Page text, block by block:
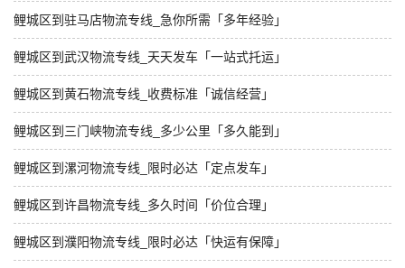
鲤城区到驻马店物流专线_急你所需「多年经验」
鲤城区到武汉物流专线_天天发车「一站式托运」
鲤城区到黄石物流专线_收费标准「诚信经营」
鲤城区到三门峡物流专线_多少公里「多久能到」
鲤城区到漯河物流专线_限时必达「定点发车」
鲤城区到许昌物流专线_多久时间「价位合理」
鲤城区到濮阳物流专线_限时必达「快运有保障」